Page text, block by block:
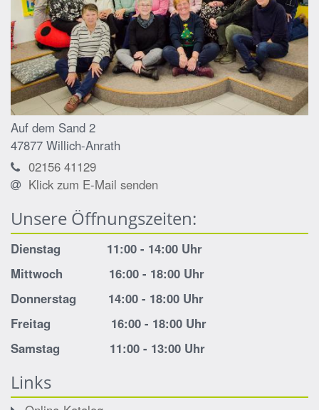
Auf dem Sand 2
47877 Willich-Anrath
02156 41129
Klick zum E-Mail senden
Unsere Öffnungszeiten:
Dienstag 11:00 - 14:00 Uhr
Mittwoch 16:00 - 18:00 Uhr
Donnerstag 14:00 - 18:00 Uhr
Freitag 16:00 - 18:00 Uhr
Samstag 11:00 - 13:00 Uhr
Links